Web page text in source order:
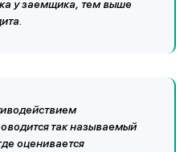
у заемщика, тем выше
так называемый
оценивается